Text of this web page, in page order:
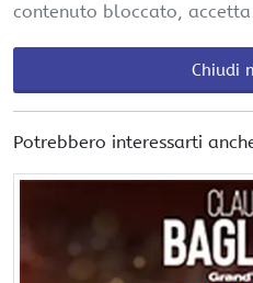
contenuto bloccato,
Chiudi
Potrebbero interessarti